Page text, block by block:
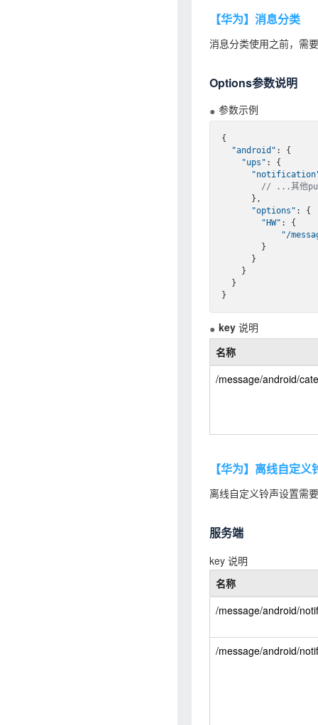
【华为】消息分类
消息分类使用之前，需
Options参数说明
参数示例
{
"android" : {
"ups" : {
// ...其他
"options" : {
"HW" : {
"/
key 说明
名称
/message/android/
【华为】离线自定义
离线自定义铃声设置需
服务端
key 说明
名称
/message/android/
/message/android/